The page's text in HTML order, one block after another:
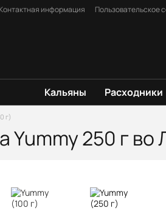
Контактная информация Пользовательское
Кальяны Расходники
г)
Yummy 250 г во